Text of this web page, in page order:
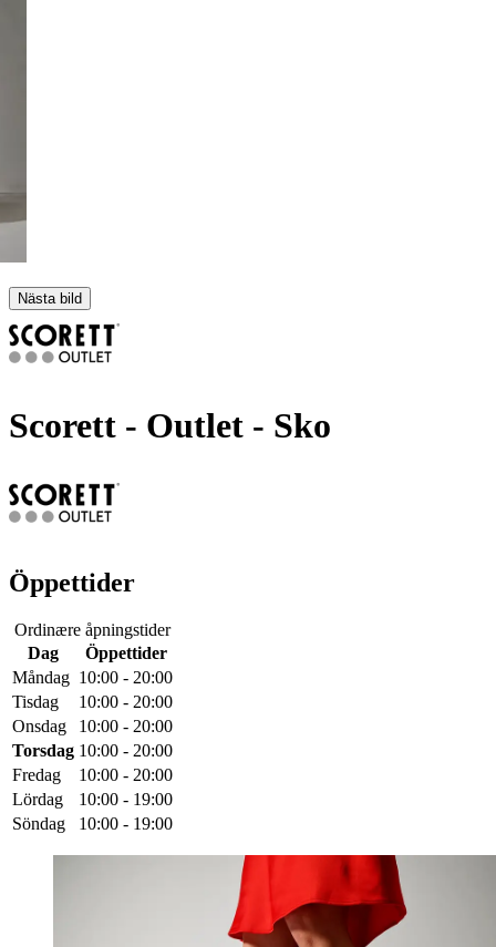
Nästa bild
Scorett - Outlet - Sko
Öppettider
Ordinære åpningstider
Dag
Öppettider
Måndag 10:00 - 20:00
Tisdag
10:00 - 20:00
Onsdag
10:00 - 20:00
Torsdag 10:00 - 20:00
Fredag
10:00 - 20:00
Lördag
10:00 - 19:00
Söndag
10:00 - 19:00